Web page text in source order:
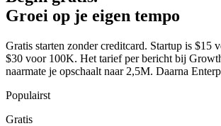
Groei op je eigen tempo
Gratis starten zonder creditcard. Startup is $15
$30 voor 100K. Het tarief per bericht bij
naarmate je opschaalt naar 2,5M. Daarna
Populairst
Gratis